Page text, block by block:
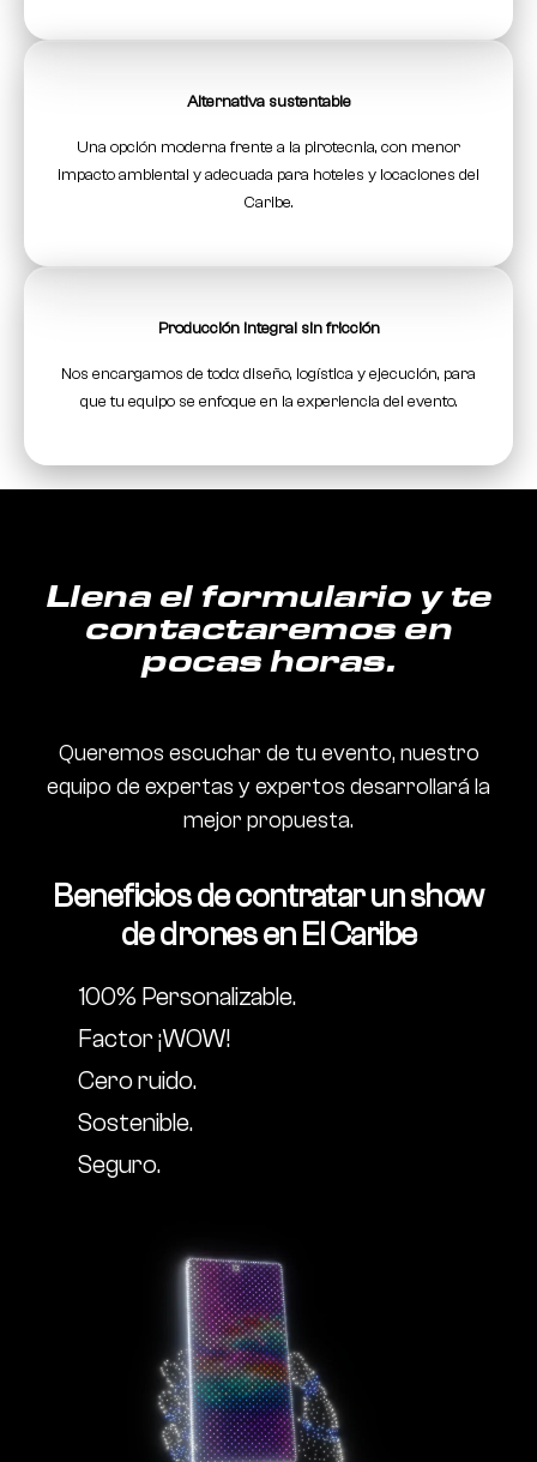
Alternativa sustentable
Una opción moderna frente a la pirotecnia, con menor
impacto ambiental y adecuada para hoteles y locaciones del
Caribe.
Producción integral sin fricción
Nos encargamos de todo: diseño, logística y ejecución, para
que tu equipo se enfoque en la experiencia del evento.
Llena el formulario y te
contactaremos en
pocas horas.
Queremos escuchar de tu evento, nuestro
equipo de expertas y expertos desarrollará la
mejor propuesta.
Beneficios de contratar un show
de drones en El Caribe
100% Personalizable.
Factor ¡WOW!
Cero ruido.
Sostenible.
Seguro.